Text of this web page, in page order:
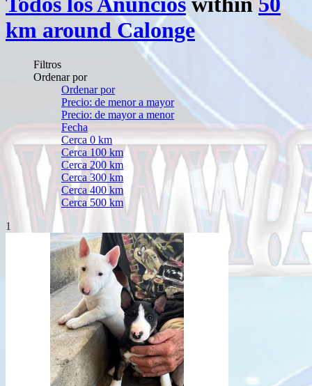
km around Calonge
Filtros
Ordenar por
Ordenar por
Precio: de menor a mayor
Precio: de mayor a menor
Fecha
Cerca 0 km
Cerca 100 km
Cerca 200 km
Cerca 300 km
Cerca 400 km
Cerca 500 km
1